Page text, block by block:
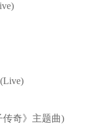
传奇》主题曲)